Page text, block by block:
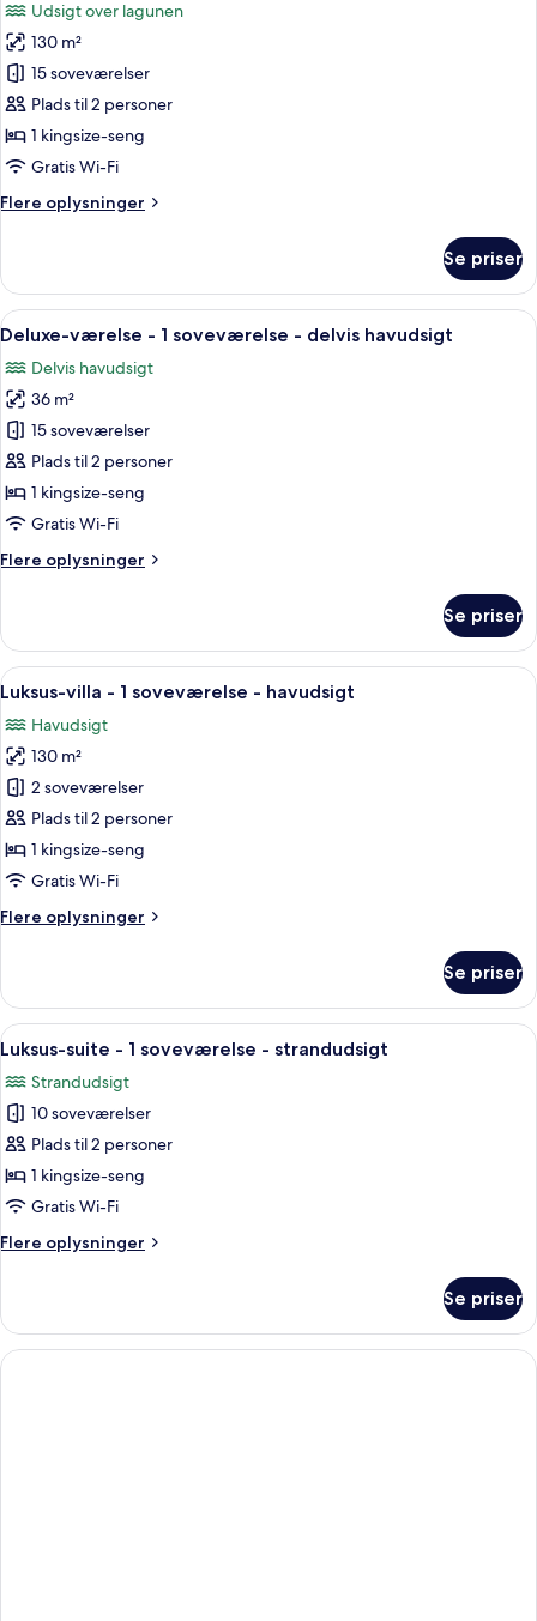
-
udsigt
til
lagune
billeder
af
Luksus-
villa
-
1
-
lagune
Udsigt over lagunen
130 m²
15 soveværelser
Plads til 2 personer
1 kingsize-seng
Gratis Wi-Fi
Flere oplysninger
Flere
villa
1
-
udsigt
til
lagune
Se priser
Indlæs
alle
billeder
af
Deluxe-
værelse
-
1
-
Et moderne hotelværelse med en
8
Deluxe-værelse - 1 soveværelse - delvis havudsigt
Delvis havudsigt
36 m²
15 soveværelser
Plads til 2 personer
1 kingsize-seng
Gratis Wi-Fi
Flere oplysninger
Flere
værelse
1
-
delvis
havudsigt
Se priser
Indlæs
alle
billeder
af
Luksus-
villa
-
1
-
Et moderne hotelværelse med en
7
Luksus-villa - 1 soveværelse - havudsigt
Havudsigt
130 m²
2 soveværelser
Plads til 2 personer
1 kingsize-seng
Gratis Wi-Fi
Flere oplysninger
Flere
villa
1
-
havudsigt
Se priser
Indlæs
alle
billeder
af
Luksus-
suite
-
soveværelse
Et moderne hotelværelse med en
4
Luksus-suite - 1 soveværelse - strandudsigt
Strandudsigt
10 soveværelser
Plads til 2 personer
1 kingsize-seng
Gratis Wi-Fi
Flere oplysninger
Flere
suite
1
Se priser